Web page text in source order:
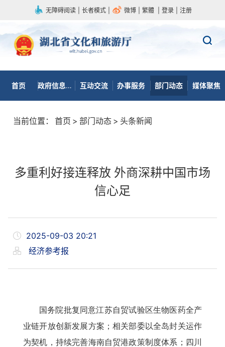
无障碍阅读 长者模式 微博 繁體 登录 注册
首页 政府信息公开 互动交流 办事服务 部门动态 媒体聚焦
当前位置： 首页 > 部门动态 > 头条新闻
多重利好接连释放 外商深耕中国市场
信心足
2025-09-03 20:21
经济参考报
国务院批复同意江苏自贸试验区生物医药全产
业链开放创新发展方案；相关部委以全岛封关运作
为契机，持续完善海南自贸港政策制度体系；四川